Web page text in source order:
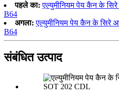
पहले का: एल्युमीनियम पेय कैन के
B64
अगला: एल्युमीनियम पेय कैन के सिरे
B64
संबंधित उत्पाद